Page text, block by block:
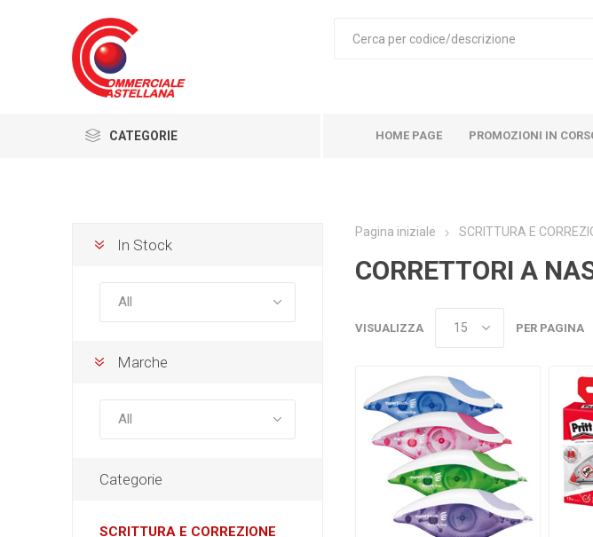
CATEGORIE HOME PAGE PROMOZIONI IN
Pagina iniziale SCRITTURA E
CORRETTORI A
VISUALIZZA PER PAGINA
In Stock
Marche
Categorie
SCRITTURA E CORREZIONE